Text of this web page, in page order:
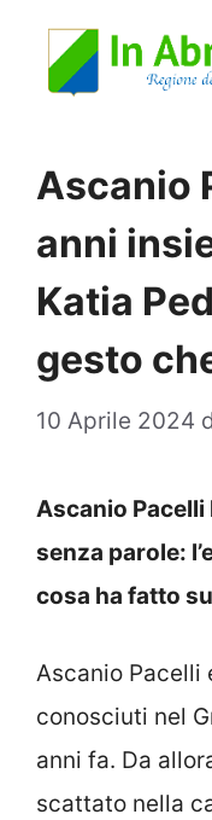
Ascanio
anni
Katia
gesto
10 Aprile 2024
Ascanio
senza parole:
cosa ha fatto
Ascanio Pacelli
conosciuti nel
anni fa. Da
scattato nella